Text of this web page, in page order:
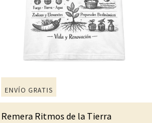
ENVÍO GRATIS
Remera Ritmos de la Tierra